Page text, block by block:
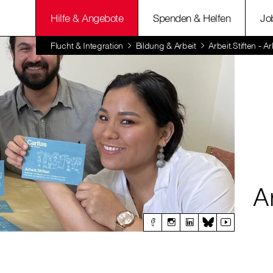
Hilfe & Angebote Spenden & Helfen
Flucht & Integration Bildung & Arbeit Arbeit.Stiften -